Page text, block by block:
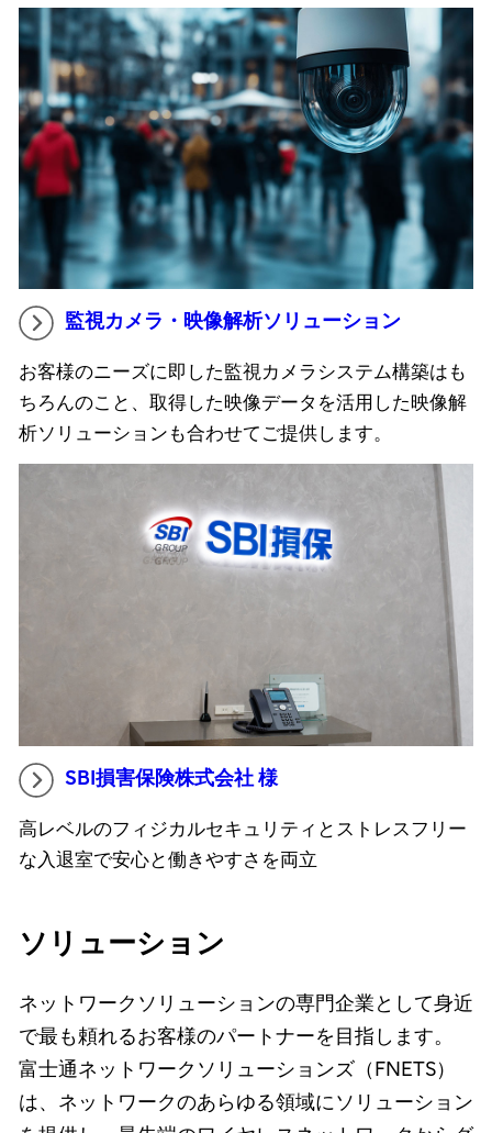
監視カメラ・映像解析ソリューション
お客様のニーズに即した監視カメラシステム構築はも
ちろんのこと、取得した映像データを活用した映像解
析ソリューションも合わせてご提供します。
SBI損害保険株式会社 様
高レベルのフィジカルセキュリティとストレスフリー
な入退室で安心と働きやすさを両立
ソリューション
ネットワークソリューションの専門企業として身近
で最も頼れるお客様のパートナーを目指します。
富士通ネットワークソリューションズ（FNETS）
は、ネットワークのあらゆる領域にソリューション